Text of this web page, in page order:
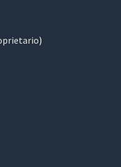
)